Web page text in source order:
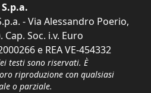
- Via Alessandro Poerio,
Cap. Soc. i.v. Euro
e REA VE-454332
testi sono riservati. È
riproduzione con qualsiasi
o parziale.